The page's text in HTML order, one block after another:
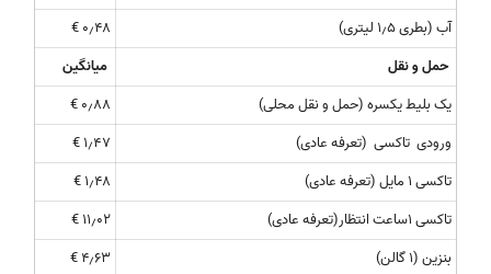
آب (بطری ۱٫۵ لیتری)
۰٫۴۸ €
حمل و نقل
میانگین
یک بلیط یکسره (حمل و نقل محلی)
۰٫۸۸ €
ورودی تاکسی (تعرفه عادی)
۱٫۴۷ €
تاکسی ۱ مایل (تعرفه عادی)
۱٫۴۸ €
تاکسی ۱ساعت انتظار(تعرفه عادی)
۱۱٫۰۲ €
بنزین (۱ گالن)
۴٫۶۳ €